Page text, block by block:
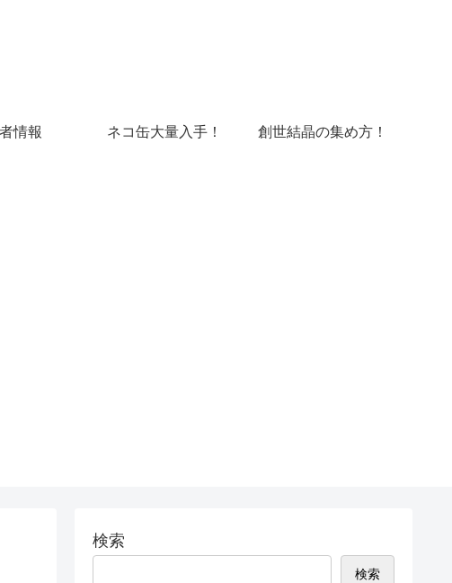
情報 ネコ缶大量入手！ 創世結晶の集め方！
検索
検索